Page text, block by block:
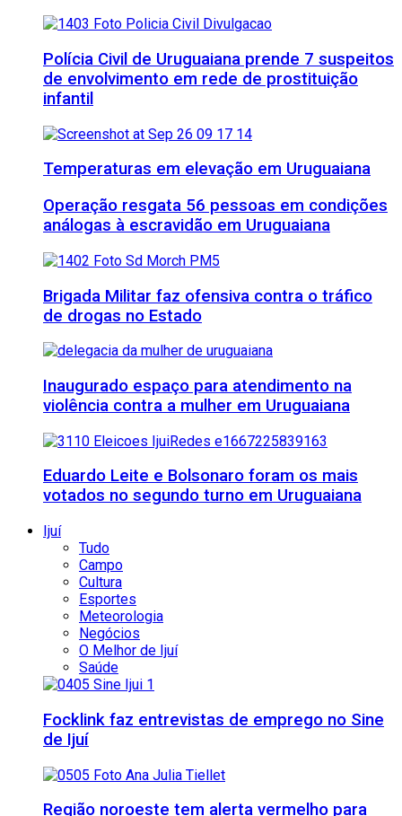
Polícia Civil de Uruguaiana prende 7 suspeitos
de envolvimento em rede de prostituição
infantil
Temperaturas em elevação em Uruguaiana
Operação resgata 56 pessoas em condições
análogas à escravidão em Uruguaiana
Brigada Militar faz ofensiva contra o tráfico
de drogas no Estado
Inaugurado espaço para atendimento na
violência contra a mulher em Uruguaiana
Eduardo Leite e Bolsonaro foram os mais
votados no segundo turno em Uruguaiana
Ijuí
Tudo
Campo
Cultura
Esportes
Meteorologia
Negócios
O Melhor de Ijuí
Saúde
Focklink faz entrevistas de emprego no Sine
de Ijuí
Região noroeste tem alerta vermelho para